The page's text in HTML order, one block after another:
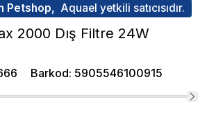
Petshop, Aquael yetkili satıcısıdır.
2000 Dış Filtre 24W
Barkod: 5905546100915